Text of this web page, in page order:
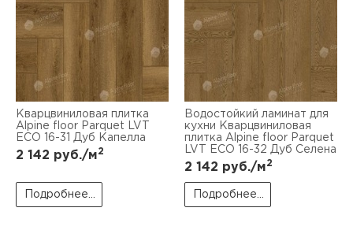
Кварцвиниловая плитка
Alpine floor Parquet LVT
ЕСО 16-31 Дуб Капелла
2 142 руб./м2
Подробнее...
Водостойкий ламинат для
кухни Кварцвиниловая
плитка Alpine floor Parquet
LVT ЕСО 16-32 Дуб Селена
2 142 руб./м2
Подробнее...